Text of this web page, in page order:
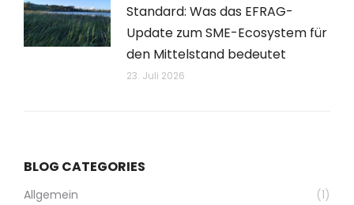
Standard: Was das EFRAG-
Update zum SME-Ecosystem für
den Mittelstand bedeutet
23. Juli 2026
BLOG CATEGORIES
Allgemein
(1)